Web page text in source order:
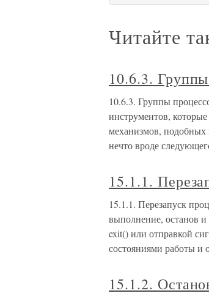
Читайте
10.6.3.
10.6.3. Группы
инструментов,
механизмов, подобных
нечто вроде
15.1.1.
15.1.1. Перезапуск
выполнение, останов
exit() или отправкой
состояниями работы и
15.1.2.